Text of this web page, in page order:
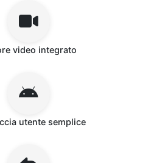
video integrato
utente semplice